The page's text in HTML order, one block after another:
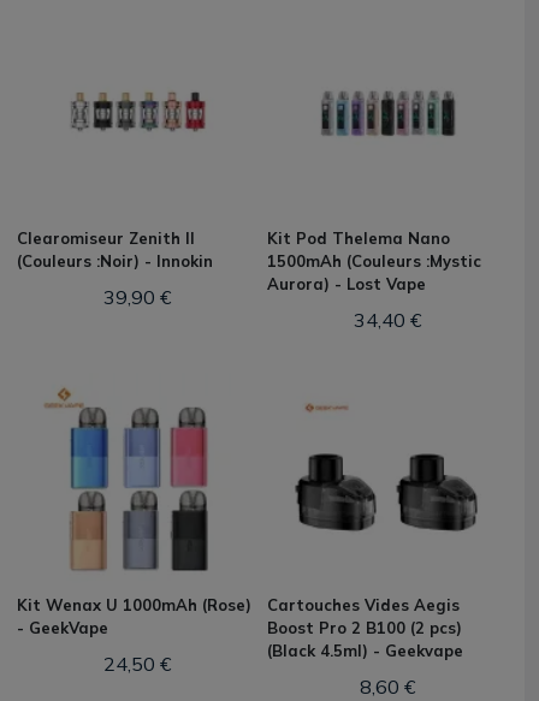
Clearomiseur Zenith II
(Couleurs :Noir) - Innokin
39,90 €
Kit Pod Thelema Nano
1500mAh (Couleurs :Mystic
Aurora) - Lost Vape
34,40 €
Kit Wenax U 1000mAh (Rose)
- GeekVape
24,50 €
Cartouches Vides Aegis
Boost Pro 2 B100 (2 pcs)
(Black 4.5ml) - Geekvape
8,60 €